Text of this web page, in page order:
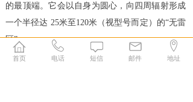
的最顶端。它会以自身为圆心，向四周辐射形成
一个半径达 25米至120米（视型号而定）的“无雷
区”。
首页 电话 短信 邮件 地址